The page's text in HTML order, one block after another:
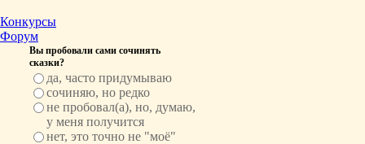
Конкурсы
Форум
Вы пробовали сами сочинять
сказки?
да, часто придумываю
сочиняю, но редко
не пробовал(а), но, думаю,
у меня получится
нет, это точно не "моё"